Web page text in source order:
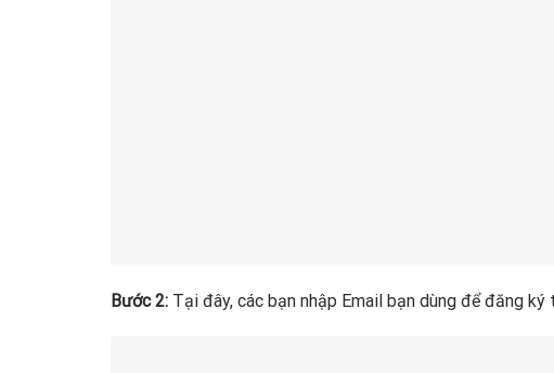
Bước 2: Tại đây, các bạn nhập Email bạn dùng để đăng